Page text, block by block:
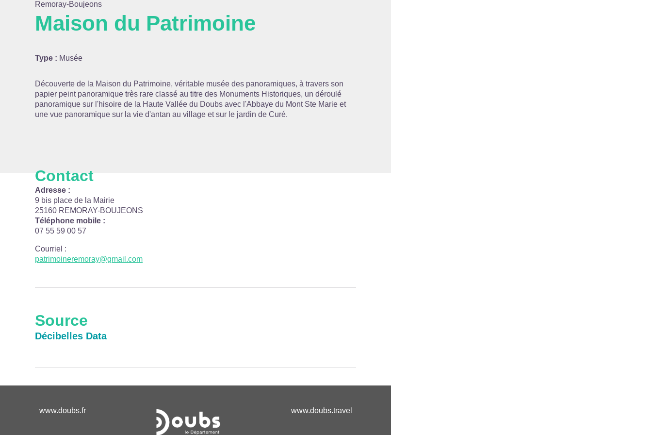
Remoray-Boujeons
Maison du Patrimoine
Type : Musée
Découverte de la Maison du Patrimoine, véritable musée des panoramiques, à travers son
papier peint panoramique très rare classé au titre des Monuments Historiques, un déroulé
panoramique sur l'hisoire de la Haute Vallée du Doubs avec l'Abbaye du Mont Ste Marie et
une vue panoramique sur la vie d'antan au village et sur le jardin de Curé.
Contact
Adresse :
9 bis place de la Mairie
25160 REMORAY-BOUJEONS
Téléphone mobile :
07 55 59 00 57
Courriel :
patrimoineremoray@gmail.com
Source
Décibelles Data
www.doubs.fr www.doubs.travel